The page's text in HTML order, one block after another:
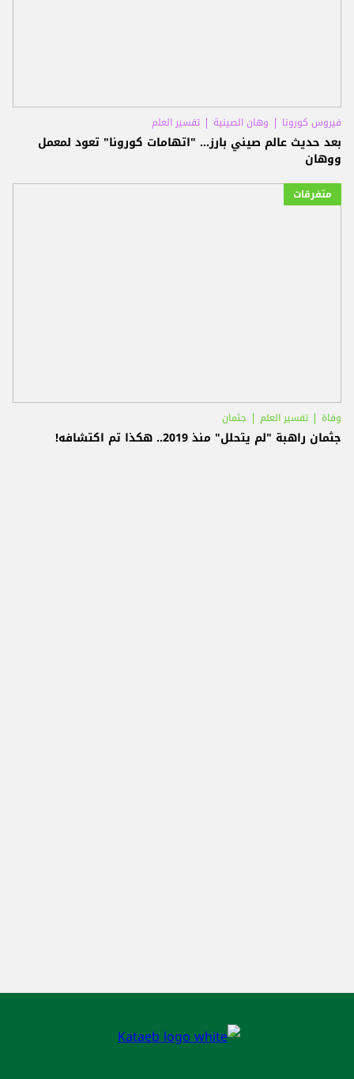
فيروس كورونا وهان الصينية تفسير العلم
بعد حديث عالم صيني بارز... "اتهامات كورونا" تعود لمعمل
ووهان
متفرقات
وفاة تفسير العلم جثمان
جثمان راهبة "لم يتحلل" منذ 2019.. هكذا تم اكتشافه!